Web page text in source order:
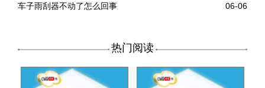
车子雨刮器不动了怎么回事
06-06
热门阅读